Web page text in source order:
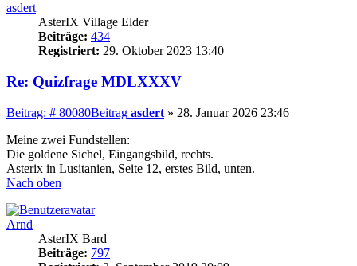
asdert
AsterIX Village Elder
Beiträge: 434
Registriert: 29. Oktober 2023 13:40
Re: Quizfrage MDLXXXV
Beitrag: # 80080Beitrag asdert » 28. Januar 2026 23:46
Meine zwei Fundstellen:
Die goldene Sichel, Eingangsbild, rechts.
Asterix in Lusitanien, Seite 12, erstes Bild, unten.
Nach oben
Arnd
AsterIX Bard
Beiträge: 797